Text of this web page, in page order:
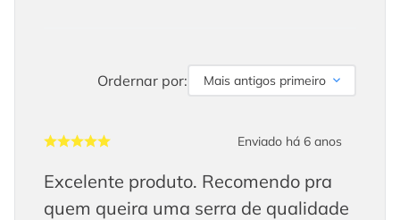
Ordernar por: Mais antigos primeiro
Enviado há 6 anos
Excelente produto. Recomendo pra
quem queira uma serra de qualidade